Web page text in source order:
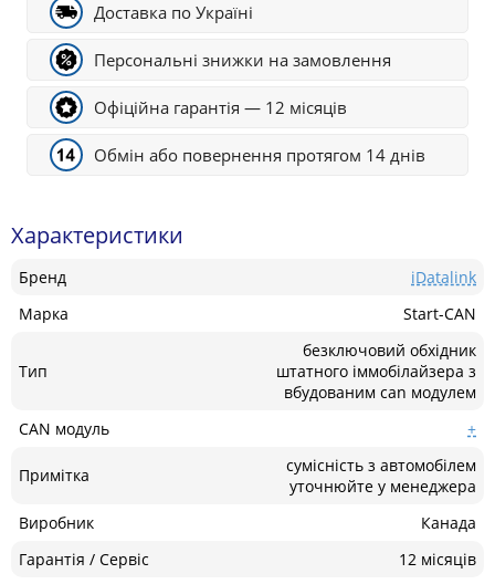
Доставка по Україні
Персональні знижки на замовлення
Офіційна гарантія — 12 місяців
Обмін або повернення протягом 14 днів
Характеристики
Бренд
iDatalink
Марка
Start-CAN
Тип
безключовий обхідник
штатного іммобілайзера з
вбудованим can модулем
CAN модуль
+
Примітка
сумісність з автомобілем
уточнюйте у менеджера
Виробник
Канада
Гарантія / Сервіс
12 місяців